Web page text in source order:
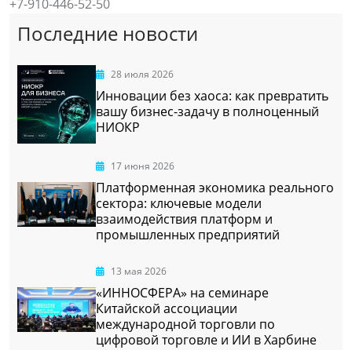
+7-910-446-52-50
Последние новости
28 июля 2026
Инновации без хаоса: как превратить
вашу бизнес-задачу в полноценный
НИОКР
17 июня 2026
Платформенная экономика реального
сектора: ключевые модели
взаимодействия платформ и
промышленных предприятий
13 мая 2026
«ИННОСФЕРА» на семинаре
Китайской ассоциации
международной торговли по
цифровой торговле и ИИ в Харбине